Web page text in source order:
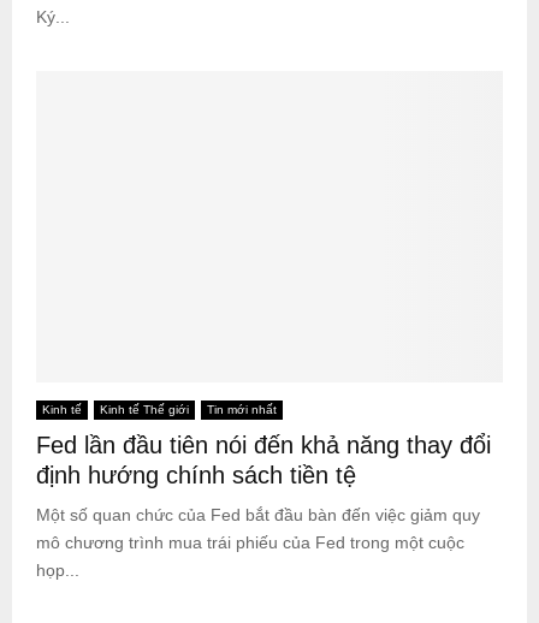
Ký...
Kinh tế Kinh tế Thế giới Tin mới nhất
Fed lần đầu tiên nói đến khả năng thay đổi
định hướng chính sách tiền tệ
Một số quan chức của Fed bắt đầu bàn đến việc giảm quy
mô chương trình mua trái phiếu của Fed trong một cuộc
họp...